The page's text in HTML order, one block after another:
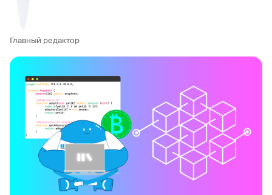
Главный редактор